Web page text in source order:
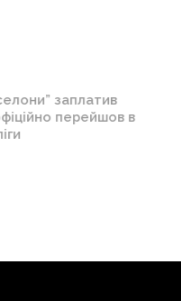
заплатив
перейшов в